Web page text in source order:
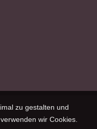
zu gestalten und
wir Cookies.